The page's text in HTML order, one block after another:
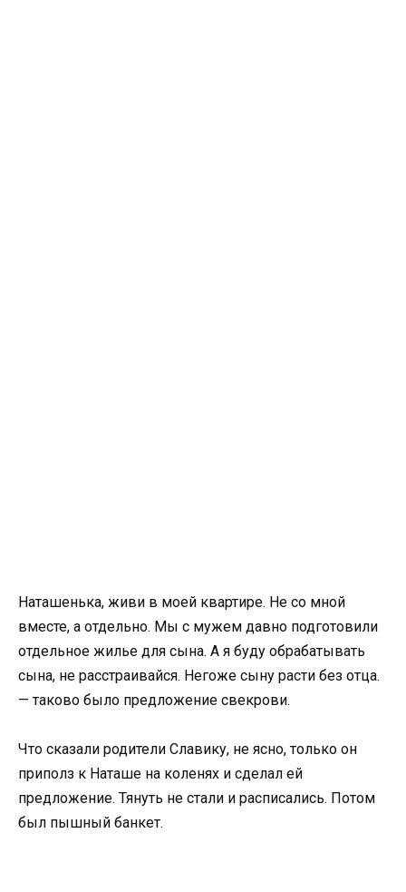
Наташенька, живи в моей квартире. Не со мной
вместе, а отдельно. Мы с мужем давно подготовили
отдельное жилье для сына. А я буду обрабатывать
сына, не расстраивайся. Негоже сыну расти без отца.
— таково было предложение свекрови.
Что сказали родители Славику, не ясно, только он
приполз к Наташе на коленях и сделал ей
предложение. Тянуть не стали и расписались. Потом
был пышный банкет.